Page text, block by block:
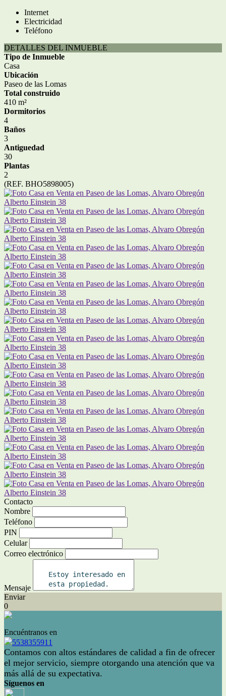
Internet
Electricidad
Teléfono
DETALLES DEL INMUEBLE
Tipo de Inmueble
Casa
Ubicación
Paseo de las Lomas
Total construido
410 m²
Dormitorios
4
Baños
3
Antiguedad
30
Plantas
2
(REF. BHO5898005)
Contacto
Nombre
Teléfono
PIN
Celular
Correo electrónico
Mensaje
Enviar
0
Encuéntranos en
5538355911
Contamos con altos estándares de calidad a fin de ofrecer
el mejor servicio, siempre otorgando una atención que va
más allá de su expectativa.
Síguenos en